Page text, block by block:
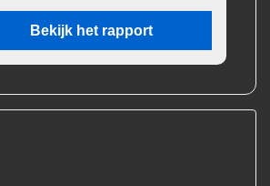
Bekijk het rapport